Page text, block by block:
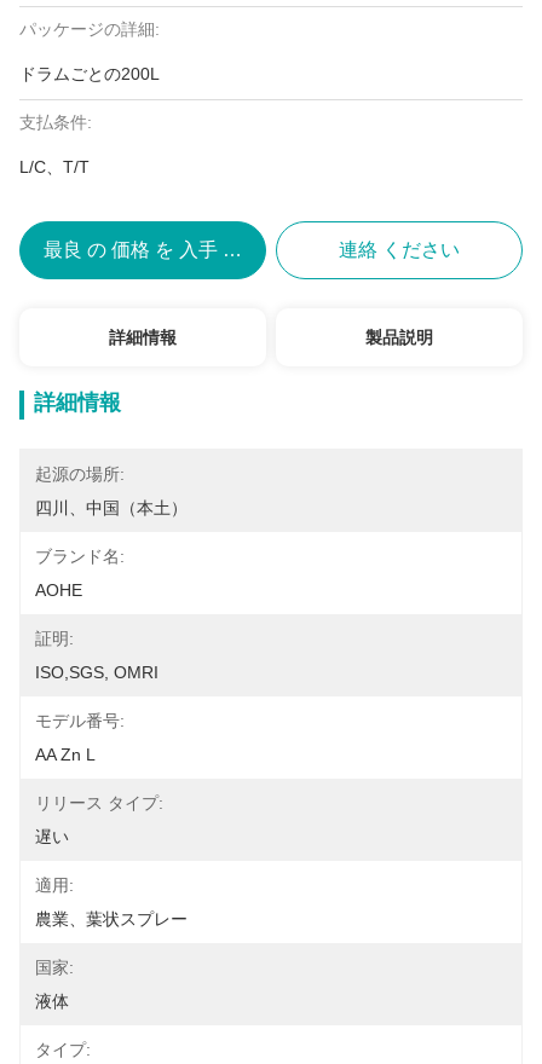
パッケージの詳細:
ドラムごとの200L
支払条件:
L/C、T/T
最良 の 価格 を 入手 する 連絡 ください
詳細情報 製品説明
詳細情報
起源の場所:
四川、中国（本土）
ブランド名:
AOHE
証明:
ISO,SGS, OMRI
モデル番号:
AA Zn L
リリース タイプ:
遅い
適用:
農業、葉状スプレー
国家:
液体
タイプ: